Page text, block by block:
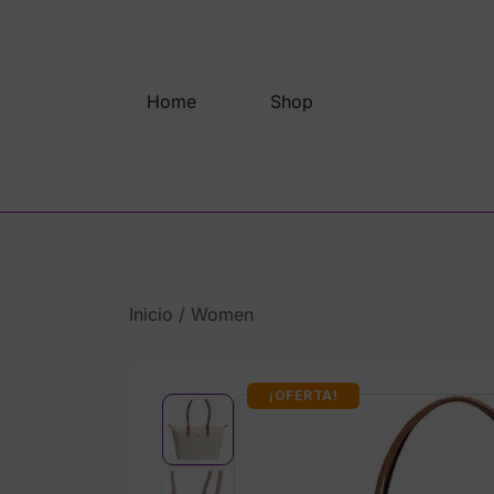
Home
Shop
Inicio / Women
¡OFERTA!